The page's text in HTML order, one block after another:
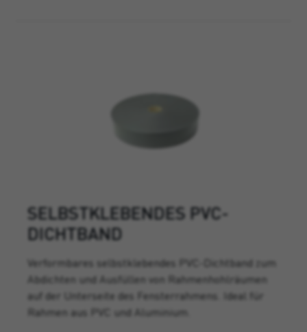
SELBSTKLEBENDES PVC-
DICHTBAND
Verformbares selbstklebendes PVC-Dichtband zum
Abdichten und Ausfüllen von Rahmenhohlräumen
auf der Unterseite des Fensterrahmens. Ideal für
Rahmen aus PVC und Aluminium.